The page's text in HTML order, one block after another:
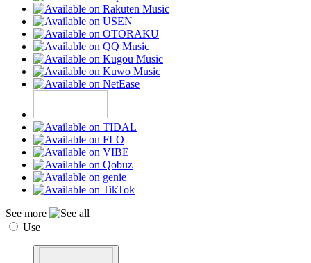
See more
Use